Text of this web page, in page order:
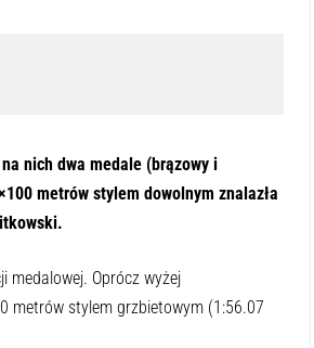
nich dwa medale (brązowy i
metrów stylem dowolnym znalazła